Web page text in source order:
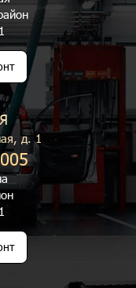
д. 1